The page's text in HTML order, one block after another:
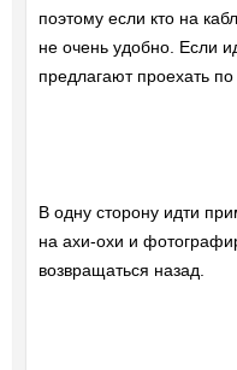
поэтому если кто на
не очень удобно. Если
предлагают проехать
В одну сторону идти
на ахи-охи и
возвращаться назад.